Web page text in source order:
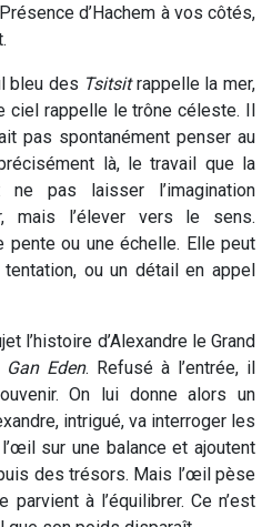
d’Hachem à vos côtés,
bleu des Tsitsitrappelle la mer,
ciel rappelle le trône céleste. Il
pas spontanément penser au
là, le travail que la
pas laisser l’imagination
mais l’élever vers le sens.
pente ou une échelle. Elle peut
ou un détail en appel
l’histoire d’Alexandre le Grand
Gan Eden. Refusé à l’entrée, il
On lui donne alors un
intrigué, va interroger les
sur une balance et ajoutent
puis des trésors. Mais l’œil pèse
parvient à l’équilibrer. Ce n’est